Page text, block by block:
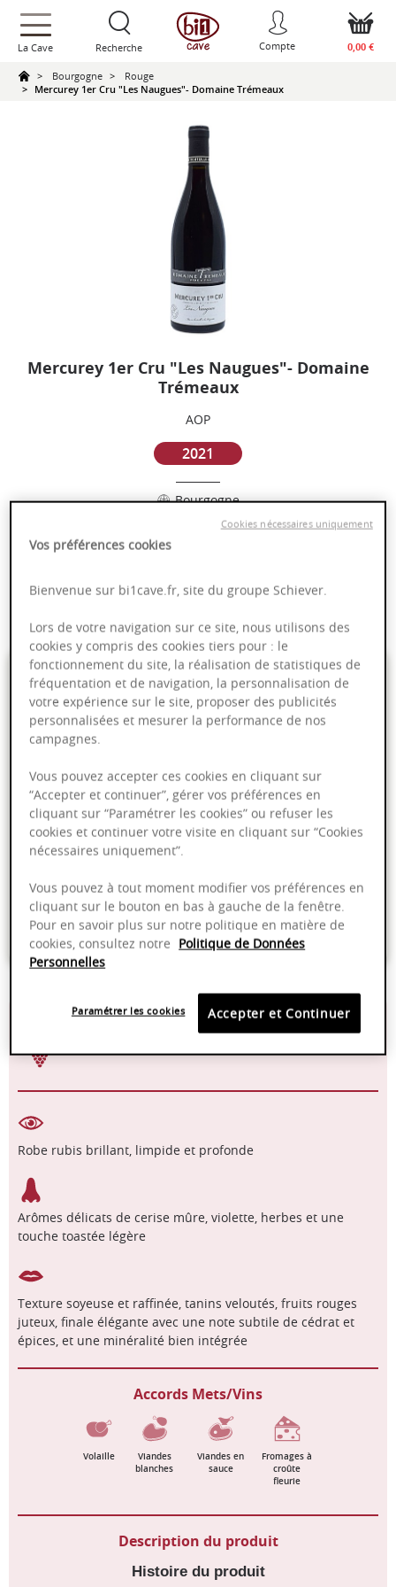
text.skipToContent
text.skipToNavigation
La Cave Recherche Compte 0,00 €
Bourgogne
Rouge
Mercurey 1er Cru "Les Naugues"- Domaine Trémeaux
Mercurey 1er Cru "Les Naugues"- Domaine
Trémeaux
AOP
2021
Bourgogne
Puissant
Epicé
25,00 €
75cl- soit 33,33 €/ L
Ajouter au panier
Emballage anti-casse
Paiement sécurisé
15-18°C
2025 - 2030
Pinot Noir
Robe rubis brillant, limpide et profonde
Arômes délicats de cerise mûre, violette, herbes et une
touche toastée légère
Texture soyeuse et raffinée, tanins veloutés, fruits rouges
juteux, finale élégante avec une note subtile de cédrat et
épices, et une minéralité bien intégrée
Accords Mets/Vins
Volaille
Viandes
blanches
Viandes en
sauce
Fromages à
croûte
fleurie
Description du produit
Histoire du produit
Vos préférences cookies
Bienvenue sur bi1cave.fr, site du groupe Schiever.
Lors de votre navigation sur ce site, nous utilisons des
cookies y compris des cookies tiers pour : le
fonctionnement du site, la réalisation de statistiques de
fréquentation et de navigation, la personnalisation de
votre expérience sur le site, proposer des publicités
personnalisées et mesurer la performance de nos
campagnes.
Vous pouvez accepter ces cookies en cliquant sur
“Accepter et continuer”, gérer vos préférences en
cliquant sur “Paramétrer les cookies” ou refuser les
cookies et continuer votre visite en cliquant sur “Cookies
nécessaires uniquement”.
Vous pouvez à tout moment modifier vos préférences en
cliquant sur le bouton en bas à gauche de la fenêtre.
Pour en savoir plus sur notre politique en matière de
cookies, consultez notre Politique de Données
Personnelles
Accepter et Continuer
Paramétrer les cookies
Cookies nécessaires uniquement